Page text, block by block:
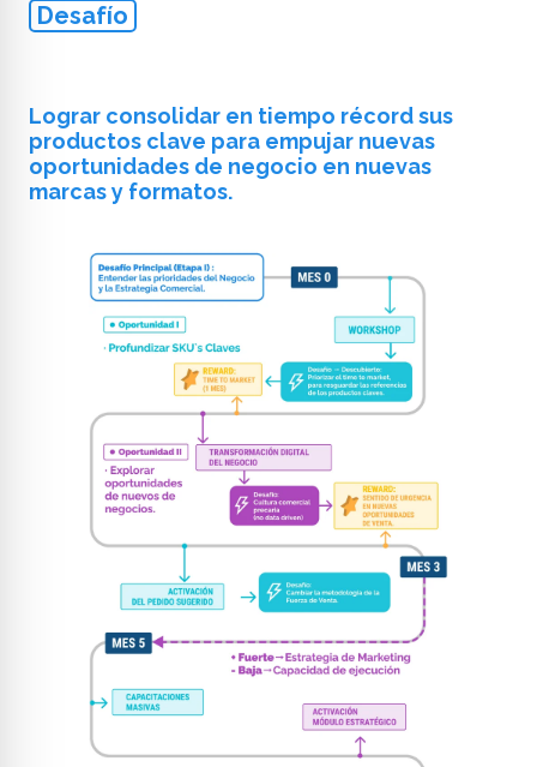
Desafío
Lograr consolidar en tiempo récord sus
productos clave para empujar nuevas
oportunidades de negocio en nuevas
marcas y formatos.